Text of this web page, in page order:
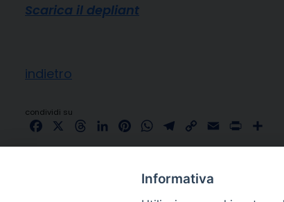
Scarica il depliant
indietro
condividi su
FacebookThreadsLinkedInPinterestWhatsApp
Telegram
Copy Email Print
Informativa